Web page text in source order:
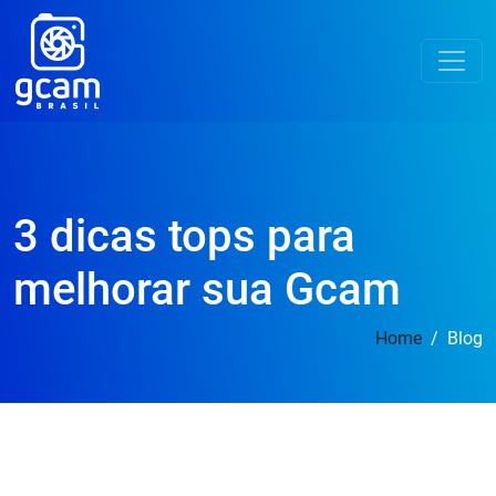
3 dicas tops para
melhorar sua Gcam
Home Blog